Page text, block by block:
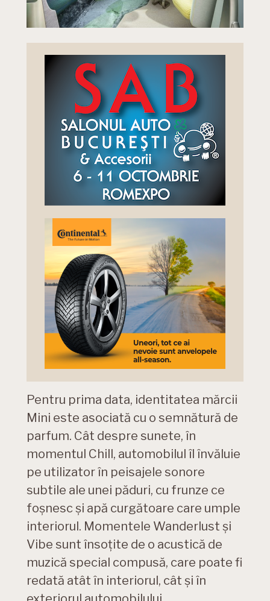
Pentru prima data, identitatea mărcii
Mini este asociată cu o semnătură de
parfum. Cât despre sunete, în
momentul Chill, automobilul îl învăluie
pe utilizator în peisajele sonore
subtile ale unei păduri, cu frunze ce
foşnesc şi apă curgătoare care umple
interiorul. Momentele Wanderlust şi
Vibe sunt însoţite de o acustică de
muzică special compusă, care poate fi
redată atât în interiorul, cât şi în